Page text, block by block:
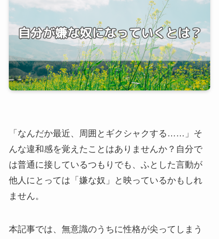
「なんだか最近、周囲とギクシャクする……」そ
んな違和感を覚えたことはありませんか？自分で
は普通に接しているつもりでも、ふとした言動が
他人にとっては「嫌な奴」と映っているかもしれ
ません。
本記事では、無意識のうちに性格が尖ってしまう